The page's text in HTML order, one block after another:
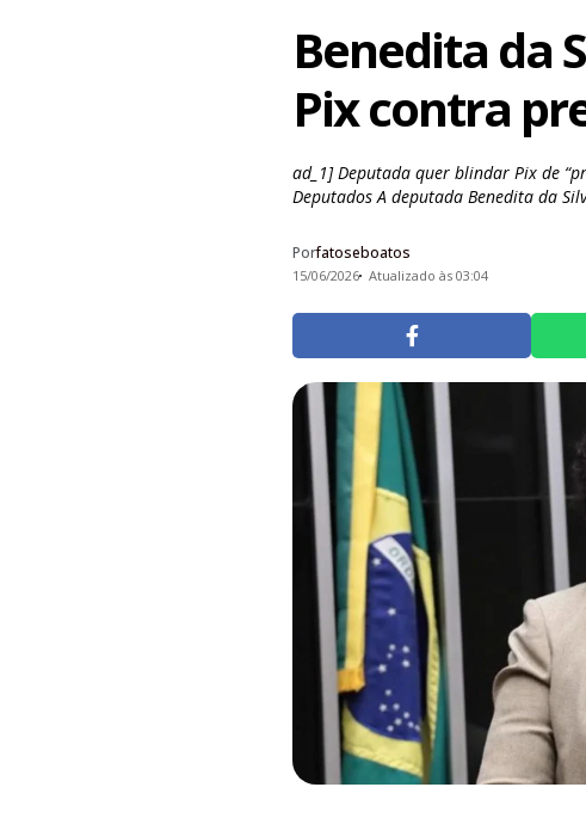
Benedita da
Pix contra
ad_1] Deputada quer blindar Pix de
Deputados A deputada Benedita da
Porfatoseboatos
15/06/2026 Atualizado às 03:04